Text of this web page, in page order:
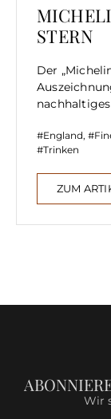
STERN
Der
England,
Trinken
ZUM
Wir